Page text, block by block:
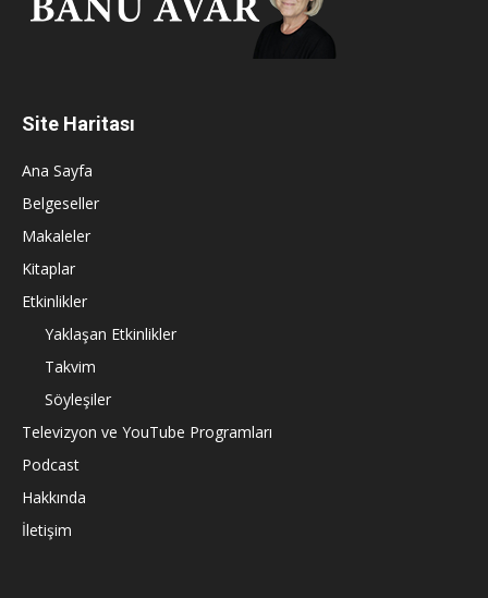
Site Haritası
Ana Sayfa
Belgeseller
Makaleler
Kitaplar
Etkinlikler
Yaklaşan Etkinlikler
Takvim
Söyleşiler
Televizyon ve YouTube Programları
Podcast
Hakkında
İletişim